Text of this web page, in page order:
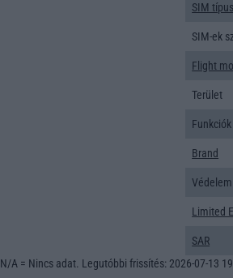
SIM típus
SIM-ek
Flight
Terület
Funkciók
Brand
Védelem
Limited
SAR
N/A = Nincs adat. Legutóbbi frissítés: 2026-07-13